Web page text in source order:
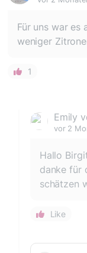
Für uns war es
weniger
1
Emily
vor 2
Hallo
danke für
schätzen
Like